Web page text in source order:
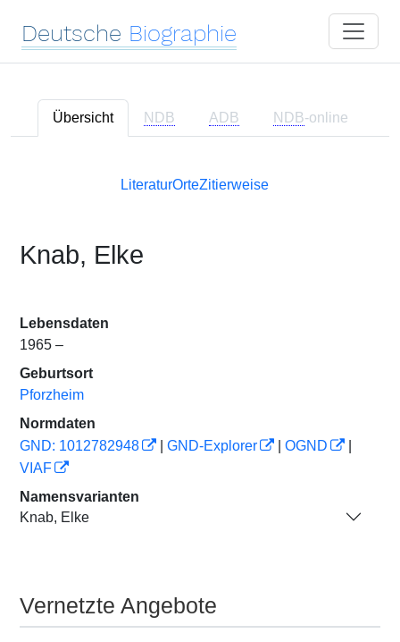
Deutsche Biographie
Übersicht NDB ADB NDB-online
LiteraturOrteZitierweise
Knab, Elke
Lebensdaten
1965 –
Geburtsort
Pforzheim
Normdaten
GND: 1012782948
GND-Explorer OGND
VIAF
Namensvarianten
Knab, Elke
Vernetzte Angebote